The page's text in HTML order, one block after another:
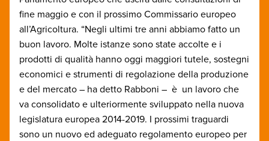
fine maggio e con il prossimo Commissario europeo
all’Agricoltura. “Negli ultimi tre anni abbiamo fatto un
buon lavoro. Molte istanze sono state accolte e i
prodotti di qualità hanno oggi maggiori tutele, sostegni
economici e strumenti di regolazione della produzione
e del mercato – ha detto Rabboni – è un lavoro che
va consolidato e ulteriormente sviluppato nella nuova
legislatura europea 2014-2019. I prossimi traguardi
sono un nuovo ed adeguato regolamento europeo per